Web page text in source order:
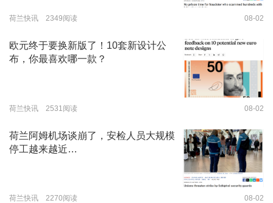
荷兰快讯 2349阅读 08-02
欧元终于要换新版了！10套新设计公
布，你最喜欢哪一款？
荷兰快讯 2531阅读 08-02
荷兰阿姆机场谈崩了，安检人员大规模
停工越来越近…
荷兰快讯 2270阅读 08-02